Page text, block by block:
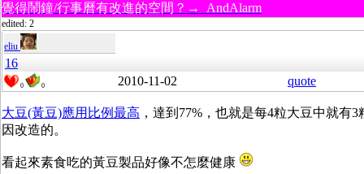
覺得鬧鐘/行事曆有改進的空間？→ AndAlarm
edited: 2
eliu
16
0 0 2010-11-02 quote
大豆(黃豆)應用比例最高 ，達到77%，也就是每4粒大豆中就有3
因改造的。
看起來素食吃的黃豆製品好像不怎麼健康